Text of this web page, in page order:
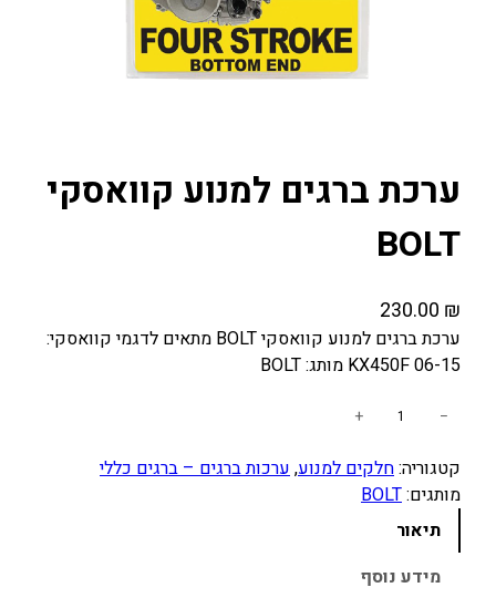
ערכת ברגים למנוע קוואסקי
BOLT
230.00 ₪
ערכת ברגים למנוע קוואסקי BOLT מתאים לדגמי קוואסקי:
KX450F 06-15 מותג: BOLT
ו
ת
ל
−
+
קטגוריה:חלקים למנוע, ערכות ברגים – ברגים כללי
מותגים:BOLT
תיאור
מידע נוסף